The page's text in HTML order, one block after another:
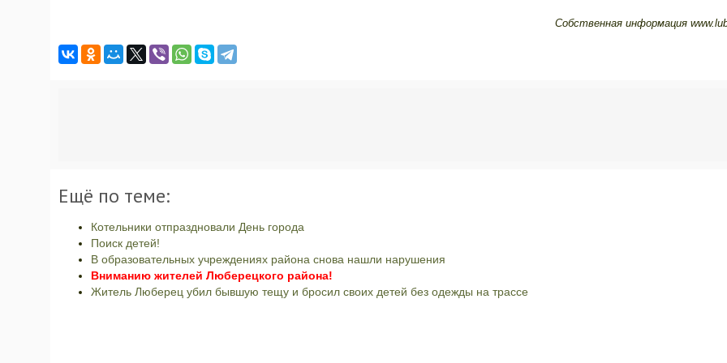
Собственная информация
Ещё по теме:
Котельники отпраздновали День города
Поиск детей!
В образовательных учреждениях района снова нашли нарушения
Вниманию жителей Люберецкого района!
Житель Люберец убил бывшую тещу и бросил своих детей без одежды на трассе